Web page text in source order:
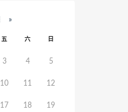
»
五 六 日
3 4 5
10 11 12
17 18 19